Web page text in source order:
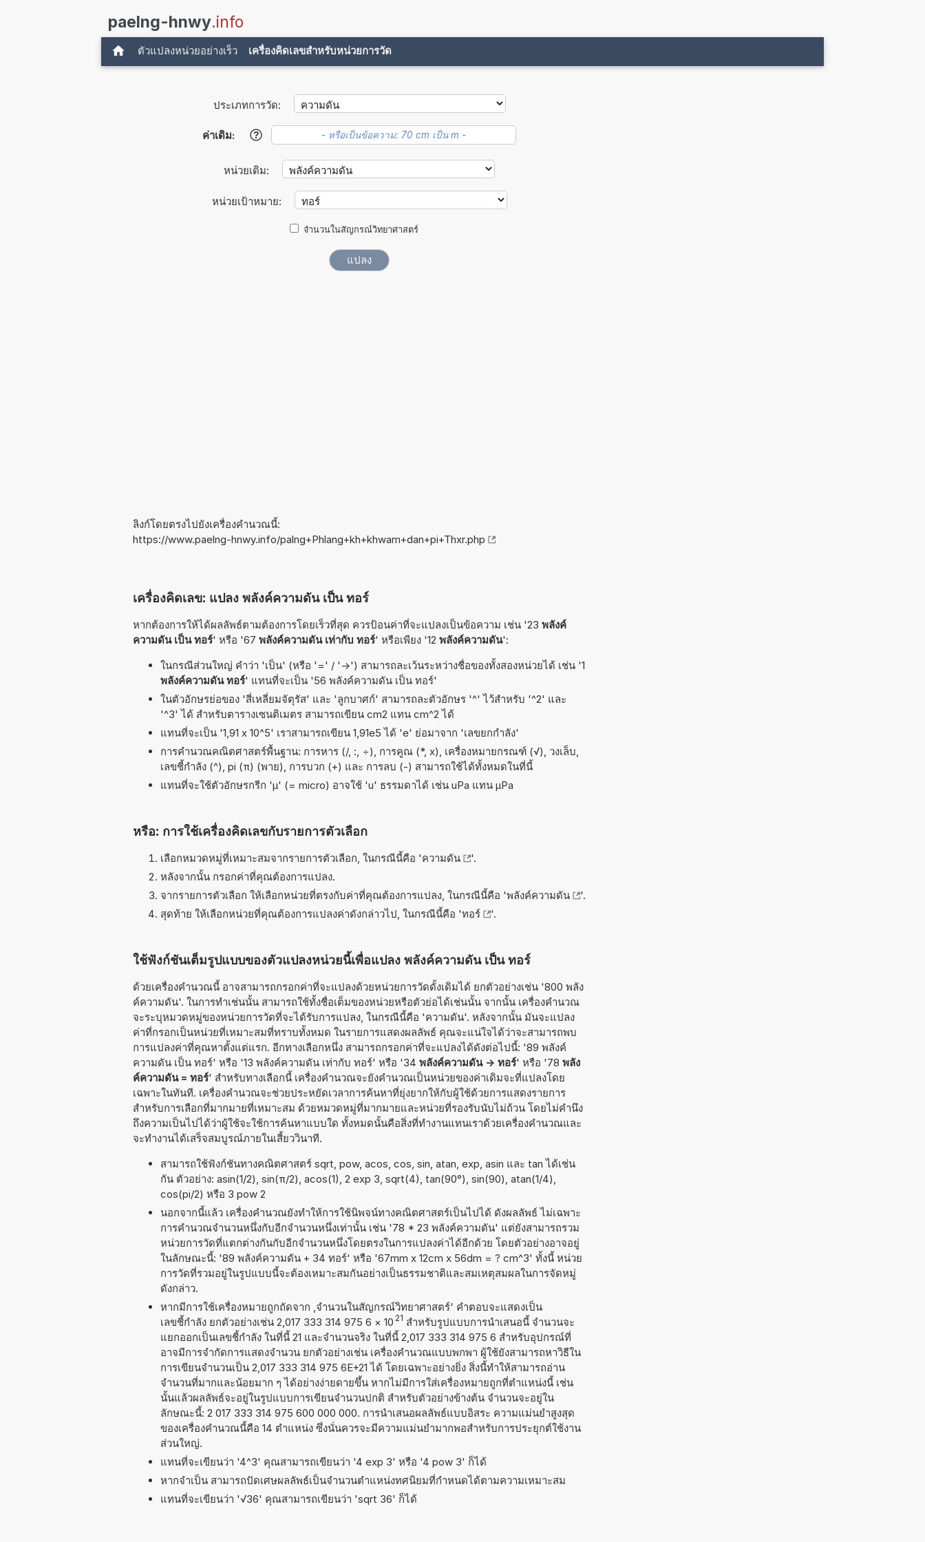
paelng-hnwy.info
ตัวแปลงหน่วยอย่างเร็ว เครื่องคิดเลขสำหรับหน่วยการวัด
ประเภทการวัด:
ค่าเดิม: ?
หน่วยเดิม:
หน่วยเป้าหมาย:
จำนวนในสัญกรณ์วิทยาศาสตร์
ลิงก์โดยตรงไปยังเครื่องคำนวณนี้:
https://www.paelng-hnwy.info/palng+Phlang+kh+khwam+dan+pi+Thxr.php
เครื่องคิดเลข: แปลง พลังค์ความดัน เป็น ทอร์
หากต้องการให้ได้ผลลัพธ์ตามต้องการโดยเร็วที่สุด ควรป้อนค่าที่จะแปลงเป็นข้อความ เช่น '23 พลังค์
ความดัน เป็น ทอร์' หรือ '67 พลังค์ความดัน เท่ากับ ทอร์' หรือเพียง '12 พลังค์ความดัน':
ในกรณีส่วนใหญ่ คำว่า 'เป็น' (หรือ '=' / '->') สามารถละเว้นระหว่างชื่อของทั้งสองหน่วยได้ เช่น '1
พลังค์ความดัน ทอร์' แทนที่จะเป็น '56 พลังค์ความดัน เป็น ทอร์'
ในตัวอักษรย่อของ 'สี่เหลี่ยมจัตุรัส' และ 'ลูกบาศก์' สามารถละตัวอักษร '^' ไว้สำหรับ '^2' และ
'^3' ได้ สำหรับตารางเซนติเมตร สามารถเขียน cm2 แทน cm^2 ได้
แทนที่จะเป็น '1,91 x 10^5' เราสามารถเขียน 1,91e5 ได้ 'e' ย่อมาจาก 'เลขยกกำลัง'
การคำนวณคณิตศาสตร์พื้นฐาน: การหาร (/, :, ÷), การคูณ (*, x), เครื่องหมายกรณฑ์ (√), วงเล็บ,
เลขชี้กำลัง (^), pi (π) (พาย), การบวก (+) และ การลบ (-) สามารถใช้ได้ทั้งหมดในที่นี้
แทนที่จะใช้ตัวอักษรกรีก 'µ' (= micro) อาจใช้ 'u' ธรรมดาได้ เช่น uPa แทน µPa
หรือ: การใช้เครื่องคิดเลขกับรายการตัวเลือก
เลือกหมวดหมู่ที่เหมาะสมจากรายการตัวเลือก, ในกรณีนี้คือ 'ความดัน
'.
หลังจากนั้น กรอกค่าที่คุณต้องการแปลง.
จากรายการตัวเลือก ให้เลือกหน่วยที่ตรงกับค่าที่คุณต้องการแปลง, ในกรณีนี้คือ 'พลังค์ความดัน
'.
สุดท้าย ให้เลือกหน่วยที่คุณต้องการแปลงค่าดังกล่าวไป, ในกรณีนี้คือ 'ทอร์ '.
ใช้ฟังก์ชันเต็มรูปแบบของตัวแปลงหน่วยนี้เพื่อแปลง พลังค์ความดัน เป็น ทอร์
ด้วยเครื่องคำนวณนี้ อาจสามารถกรอกค่าที่จะแปลงด้วยหน่วยการวัดดั้งเดิมได้ ยกตัวอย่างเช่น '800 พลัง
ค์ความดัน'. ในการทำเช่นนั้น สามารถใช้ทั้งชื่อเต็มของหน่วยหรือตัวย่อได้เช่นนั้น จากนั้น เครื่องคำนวณ
จะระบุหมวดหมู่ของหน่วยการวัดที่จะได้รับการแปลง, ในกรณีนี้คือ 'ความดัน'. หลังจากนั้น มันจะแปลง
ค่าที่กรอกเป็นหน่วยที่เหมาะสมที่ทราบทั้งหมด ในรายการแสดงผลลัพธ์ คุณจะแน่ใจได้ว่าจะสามารถพบ
การแปลงค่าที่คุณหาตั้งแต่แรก. อีกทางเลือกหนึ่ง สามารถกรอกค่าที่จะแปลงได้ดังต่อไปนี้: '89 พลังค์
ความดัน เป็น ทอร์' หรือ '13 พลังค์ความดัน เท่ากับ ทอร์' หรือ '34 พลังค์ความดัน -> ทอร์' หรือ '78 พลัง
ค์ความดัน = ทอร์' สำหรับทางเลือกนี้ เครื่องคำนวณจะยังคำนวณเป็นหน่วยของค่าเดิมจะที่แปลงโดย
เฉพาะในทันที. เครื่องคำนวณจะช่วยประหยัดเวลาการค้นหาที่ยุ่งยากให้กับผู้ใช้ด้วยการแสดงรายการ
สำหรับการเลือกที่มากมายที่เหมาะสม ด้วยหมวดหมู่ที่มากมายและหน่วยที่รองรับนับไม่ถ้วน โดยไม่คำนึง
ถึงความเป็นไปได้ว่าผู้ใช้จะใช้การค้นหาแบบใด ทั้งหมดนั้นคือสิ่งที่ทำงานแทนเราด้วยเครื่องคำนวณและ
จะทำงานได้เสร็จสมบูรณ์ภายในเสี้ยววินาที.
สามารถใช้ฟังก์ชันทางคณิตศาสตร์ sqrt, pow, acos, cos, sin, atan, exp, asin และ tan ได้เช่น
กัน ตัวอย่าง: asin(1/2), sin(π/2), acos(1), 2 exp 3, sqrt(4), tan(90°), sin(90), atan(1/4),
cos(pi/2) หรือ 3 pow 2
นอกจากนี้แล้ว เครื่องคำนวณยังทำให้การใช้นิพจน์ทางคณิตศาสตร์เป็นไปได้ ดังผลลัพธ์ ไม่เฉพาะ
การคำนวณจำนวนหนึ่งกับอีกจำนวนหนึ่งเท่านั้น เช่น '78 * 23 พลังค์ความดัน' แต่ยังสามารถรวม
หน่วยการวัดที่แตกต่างกันกับอีกจำนวนหนึ่งโดยตรงในการแปลงค่าได้อีกด้วย โดยตัวอย่างอาจอยู่
ในลักษณะนี้: '89 พลังค์ความดัน + 34 ทอร์' หรือ '67mm x 12cm x 56dm = ? cm^3' ทั้งนี้ หน่วย
การวัดที่รวมอยู่ในรูปแบบนี้จะต้องเหมาะสมกันอย่างเป็นธรรมชาติและสมเหตุสมผลในการจัดหมู่
ดังกล่าว.
หากมีการใช้เครื่องหมายถูกถัดจาก ,จำนวนในสัญกรณ์วิทยาศาสตร์' คำตอบจะแสดงเป็น
เลขชี้กำลัง ยกตัวอย่างเช่น 2,017 333 314 975 6 × 10 21 สำหรับรูปแบบการนำเสนอนี้ จำนวนจะ
แยกออกเป็นเลขชี้กำลัง ในที่นี้ 21 และจำนวนจริง ในที่นี้ 2,017 333 314 975 6 สำหรับอุปกรณ์ที่
อาจมีการจำกัดการแสดงจำนวน ยกตัวอย่างเช่น เครื่องคำนวณแบบพกพา ผู้ใช้ยังสามารถหาวิธีใน
การเขียนจำนวนเป็น 2,017 333 314 975 6E+21 ได้ โดยเฉพาะอย่างยิ่ง สิ่งนี้ทำให้สามารถอ่าน
จำนวนที่มากและน้อยมาก ๆ ได้อย่างง่ายดายขึ้น หากไม่มีการใส่เครื่องหมายถูกที่ตำแหน่งนี้ เช่น
นั้นแล้วผลลัพธ์จะอยู่ในรูปแบบการเขียนจำนวนปกติ สำหรับตัวอย่างข้างต้น จำนวนจะอยู่ใน
ลักษณะนี้: 2 017 333 314 975 600 000 000. การนำเสนอผลลัพธ์แบบอิสระ ความแม่นยำสูงสุด
ของเครื่องคำนวณนี้คือ 14 ตำแหน่ง ซึ่งนั่นควรจะมีความแม่นยำมากพอสำหรับการประยุกต์ใช้งาน
ส่วนใหญ่.
แทนที่จะเขียนว่า '4^3' คุณสามารถเขียนว่า '4 exp 3' หรือ '4 pow 3' ก็ได้
หากจำเป็น สามารถปัดเศษผลลัพธ์เป็นจำนวนตำแหน่งทศนิยมที่กำหนดได้ตามความเหมาะสม
แทนที่จะเขียนว่า '√36' คุณสามารถเขียนว่า 'sqrt 36' ก็ได้